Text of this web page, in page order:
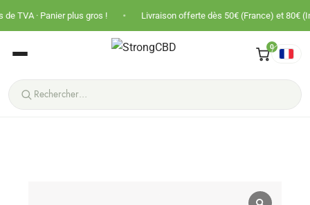
plus gros ! • Livraison offerte dès 50€ (France) et 80€ (International)
0